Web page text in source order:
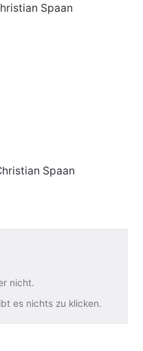
Spaan
Spaan
nicht.
es nichts zu klicken.